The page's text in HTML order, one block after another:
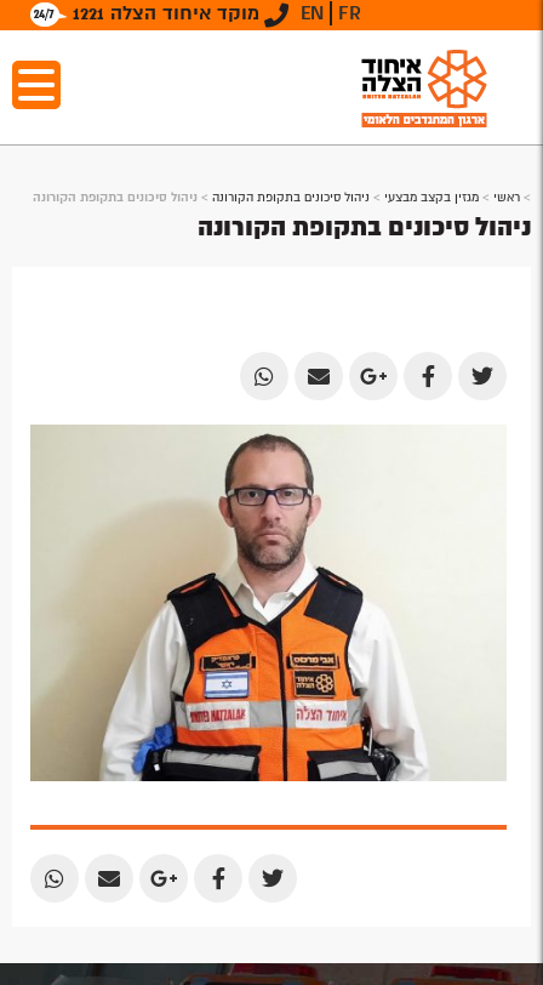
מוקד איחוד הצלה 1221 EN FR
> ראשי > מגזין בקצב מבצעי > ניהול סיכונים בתקופת הקורונה > ניהול סיכונים בתקופת הקורונה
ניהול סיכונים בתקופת הקורונה
Share
Share
Share
on
Share
by
Email
Share
by
Email
Share
Share
Share
Share
Share